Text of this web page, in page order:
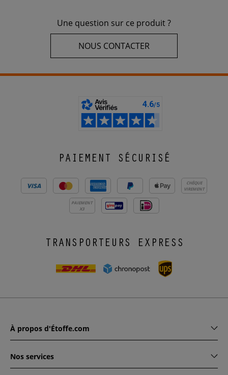
Une question sur ce produit ?
NOUS CONTACTER
PAIEMENT SÉCURISÉ
CHÈQUE
VIREMENT
PAIEMENT
X3
TRANSPORTEURS EXPRESS
À propos d'Étoffe.com
Nos services